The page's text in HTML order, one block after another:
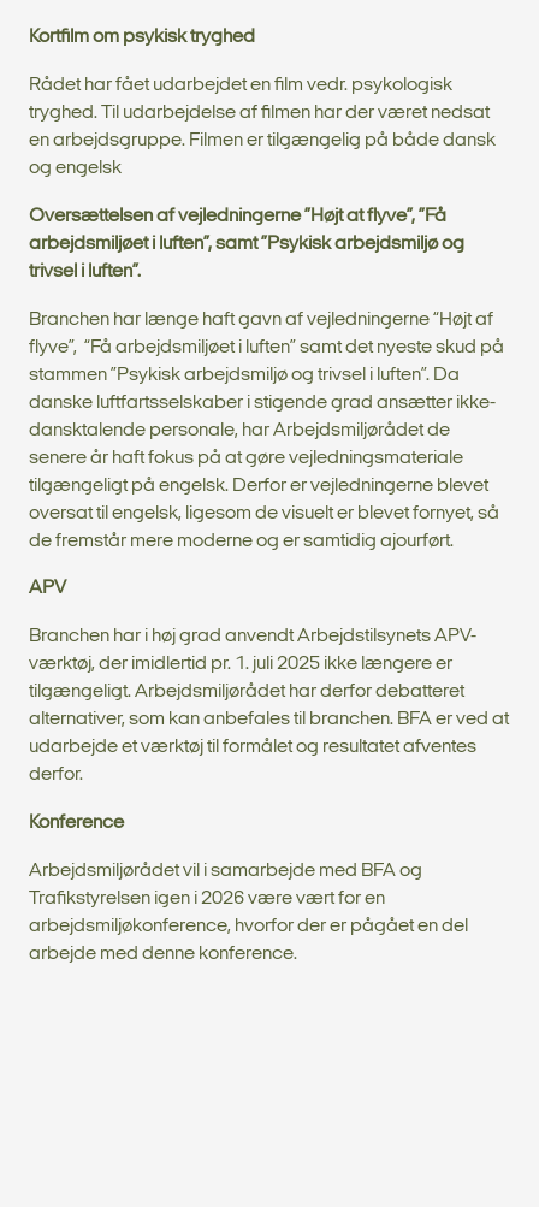
Kortfilm om psykisk tryghed
Rådet har fået udarbejdet en film vedr. psykologisk
tryghed. Til udarbejdelse af filmen har der været nedsat
en arbejdsgruppe. Filmen er tilgængelig på både dansk
og engelsk
Oversættelsenaf vejledningerne ”Højt at flyve”, ”Få
arbejdsmiljøet i luften”, samt ”Psykisk arbejdsmiljø og
trivsel i luften”.
Branchen har længe haft gavn af vejledningerne “Højt af
flyve”, “Få arbejdsmiljøet i luften” samt det nyeste skud på
stammen ”Psykisk arbejdsmiljø og trivsel i luften”. Da
danske luftfartsselskaber i stigende grad ansætter ikke-
dansktalende personale, har Arbejdsmiljørådet de
senere år haft fokus på at gøre vejledningsmateriale
tilgængeligt på engelsk. Derfor er vejledningerne blevet
oversat til engelsk, ligesom de visuelt er blevet fornyet, så
de fremstår mere moderne og er samtidig ajourført.
APV
Branchen har i høj grad anvendt Arbejdstilsynets APV-
værktøj, der imidlertid pr. 1. juli 2025 ikke længere er
tilgængeligt. Arbejdsmiljørådet har derfor debatteret
alternativer, som kan anbefales til branchen. BFA er ved at
udarbejde et værktøj til formålet og resultatet afventes
derfor.
Konference
Arbejdsmiljørådet vil i samarbejde med BFA og
Trafikstyrelsen igen i 2026 være vært for en
arbejdsmiljøkonference, hvorfor der er pågået en del
arbejde med denne konference.